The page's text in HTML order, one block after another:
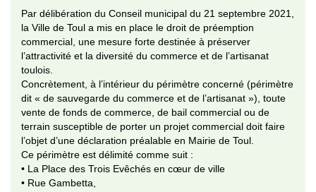
Par délibération du Conseil municipal du 21 septembre 2021,
la Ville de Toul a mis en place le droit de préemption
commercial, une mesure forte destinée à préserver
l’attractivité et la diversité du commerce et de l’artisanat
toulois.
Concrètement, à l’intérieur du périmètre concerné (périmètre
dit « de sauvegarde du commerce et de l’artisanat »), toute
vente de fonds de commerce, de bail commercial ou de
terrain susceptible de porter un projet commercial doit faire
l’objet d’une déclaration préalable en Mairie de Toul.
Ce périmètre est délimité comme suit :
• La Place des Trois Evêchés en cœur de ville
• Rue Gambetta,